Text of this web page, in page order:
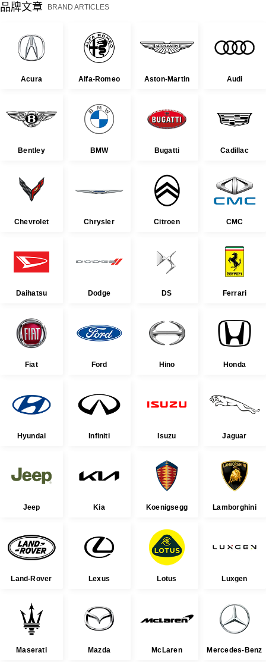
品牌文章 BRAND ARTICLES
Acura Alfa-Romeo Aston-Martin Audi
Bentley BMW Bugatti Cadillac
Chevrolet Chrysler Citroen CMC
Daihatsu Dodge DS Ferrari
Fiat Ford Hino Honda
Hyundai Infiniti Isuzu Jaguar
Jeep Kia Koenigsegg Lamborghini
Land-Rover Lexus Lotus Luxgen
Maserati Mazda McLaren Mercedes-Benz